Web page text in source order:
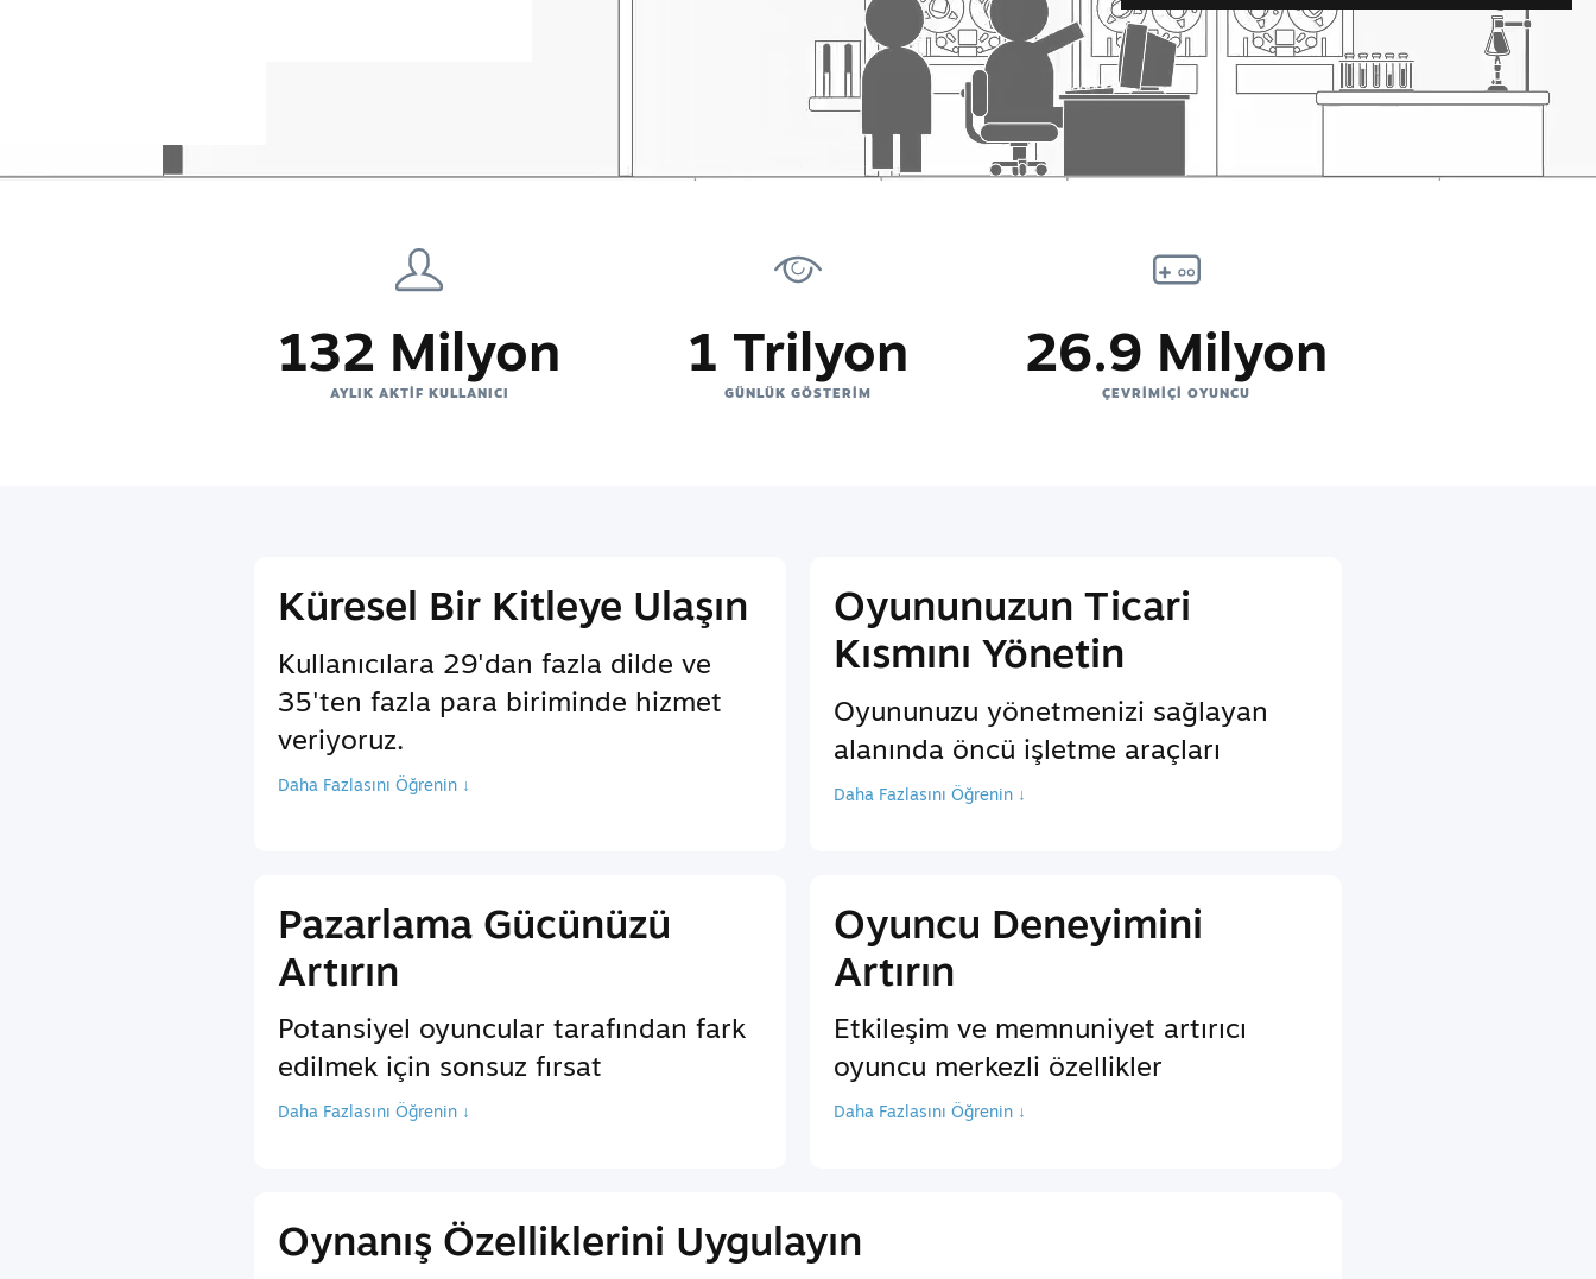
132 Milyon
AYLIK AKTIF KULLANICI
1 Trilyon
GÜNLÜK GÖSTERIM
26.9 Milyon
ÇEVRIMIÇI OYUNCU
Küresel Bir Kitleye Ulaşın
Kullanıcılara 29'dan fazla dilde ve
35'ten fazla para biriminde hizmet
veriyoruz.
Daha Fazlasını Öğrenin ↓
Oyununuzun Ticari
Kısmını Yönetin
Oyununuzu yönetmenizi sağlayan
alanında öncü işletme araçları
Daha Fazlasını Öğrenin ↓
Pazarlama Gücünüzü
Artırın
Potansiyel oyuncular tarafından fark
edilmek için sonsuz fırsat
Daha Fazlasını Öğrenin ↓
Oyuncu Deneyimini
Artırın
Etkileşim ve memnuniyet artırıcı
oyuncu merkezli özellikler
Daha Fazlasını Öğrenin ↓
Oynanış Özelliklerini Uygulayın